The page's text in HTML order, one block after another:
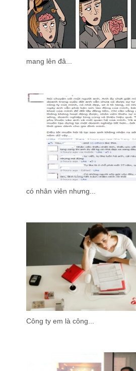
mang lên đâ...
có nhân viên nhưng...
Công ty em là công...